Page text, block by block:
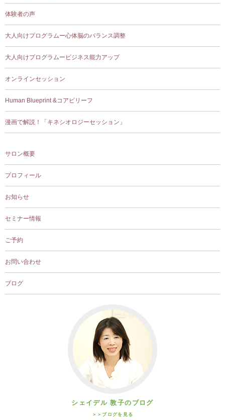
体験者の声
大人向けプログラムー心体脳のバランス調整
大人向けプログラムービジネス能力アップ
オンラインセッション
Human Blueprint &コアビリーフ
漫画で解説！「キネシオロジーセッション」
サロン概要
プロフィール
お知らせ
セミナー情報
ご予約
お問い合わせ
ブログ
シェイデル 敦子のブログ
＞＞ブログを見る